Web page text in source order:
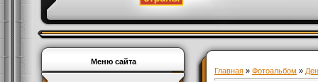
Меню сайта
Главная » Фотоальбом »